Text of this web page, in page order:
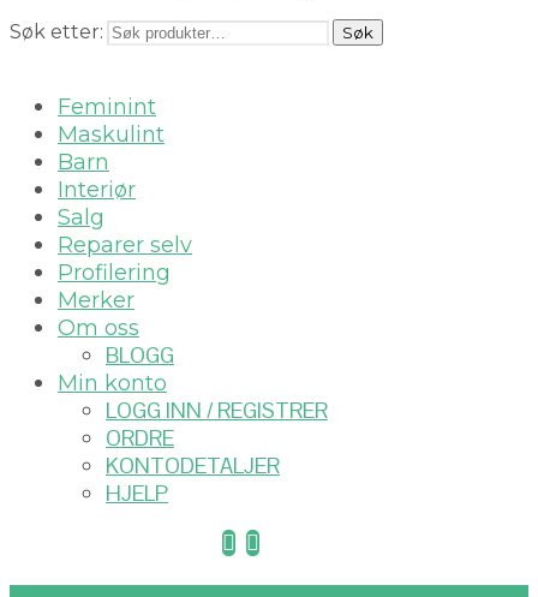
Søk etter: Søk
Feminint
Maskulint
Barn
Interiør
Salg
Reparer selv
Profilering
Merker
Om oss
BLOGG
Min konto
LOGG INN / REGISTRER
ORDRE
KONTODETALJER
HJELP